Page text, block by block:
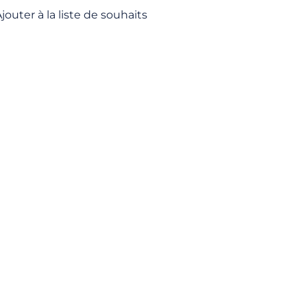
à la liste de souhaits